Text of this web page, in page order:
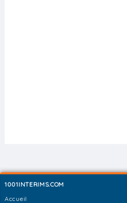
1001INTERIMS.COM
Accueil